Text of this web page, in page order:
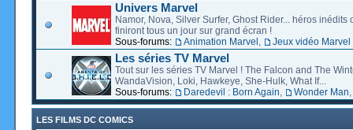
Univers Marvel
Namor, Nova, Silver Surfer, Ghost Rider... héros inédits
finiront tous un jour sur grand écran !
Sous-forums:
Animation Marvel Jeux vidéo Marvel
Les séries TV Marvel
Tout sur les séries TV Marvel ! The Falcon and The
WandaVision, Loki, Hawkeye, She-Hulk, What If...
Sous-forums:
Daredevil : Born Again Wonder Man
LES FILMS DC COMICS